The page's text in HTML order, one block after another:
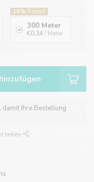
18% Rabatt
300 Meter
€0,34 / Meter
, damit Ihre Bestellung
teilen